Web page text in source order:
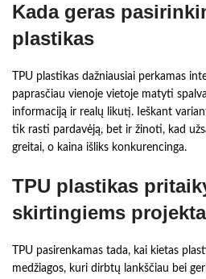
Kada geras
plastikas
TPU plastikas dažniausiai perkamas
paprasčiau vienoje vietoje matyti
informaciją ir realų likutį. Ieškant
tik rasti pardavėją, bet ir žinoti, kad
greitai, o kaina išliks konkurencinga.
TPU plastikas
skirtingiems
TPU pasirenkamas tada, kai kietas
medžiagos, kuri dirbtų lankščiau bei